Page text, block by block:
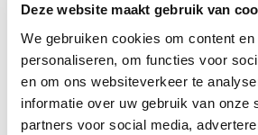
Deze website maakt gebruik van
We gebruiken cookies om content
personaliseren, om functies voor
en om ons websiteverkeer te
informatie over uw gebruik van onze
partners voor social media,
Attefallshus 1